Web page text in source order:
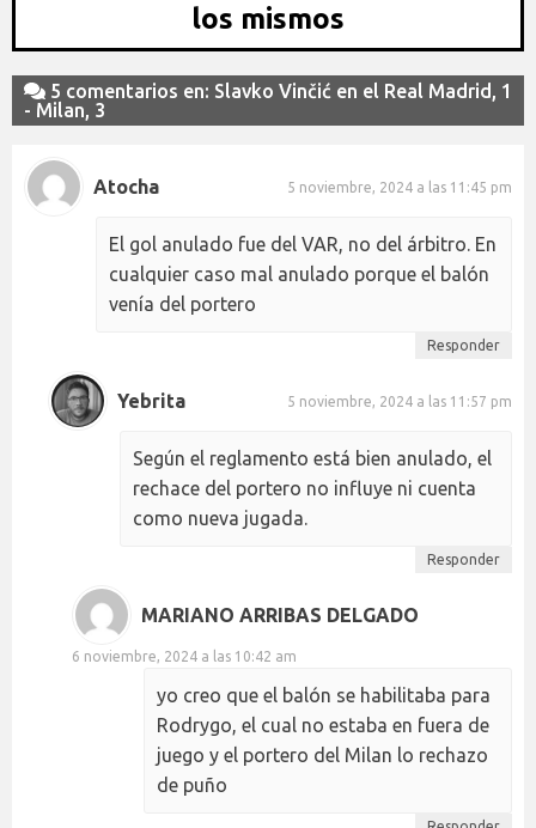
los mismos
5 comentarios en: Slavko Vinčić en el Real Madrid, 1
- Milan, 3
Atocha 5 noviembre, 2024 a las 11:45 pm
El gol anulado fue del VAR, no del árbitro. En
cualquier caso mal anulado porque el balón
venía del portero
Responder
Yebrita 5 noviembre, 2024 a las 11:57 pm
Según el reglamento está bien anulado, el
rechace del portero no influye ni cuenta
como nueva jugada.
Responder
MARIANO ARRIBAS DELGADO
6 noviembre, 2024 a las 10:42 am
yo creo que el balón se habilitaba para
Rodrygo, el cual no estaba en fuera de
juego y el portero del Milan lo rechazo
de puño